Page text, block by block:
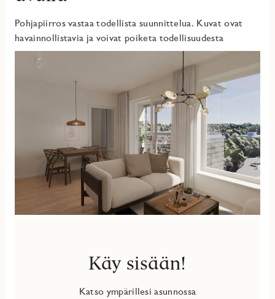
Pohjapiirros vastaa todellista suunnittelua. Kuvat ovat
havainnollistavia ja voivat poiketa todellisuudesta
Käy sisään!
Katso ympärillesi asunnossa